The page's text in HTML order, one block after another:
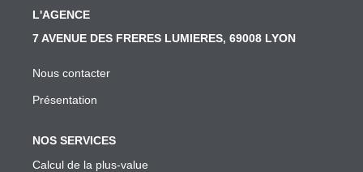
Notre Conseil Pour Changer De Syndic
Notre Extranet Pour Le Conseil Syndical Et Les
FAIRE GÉRER
L'AGENCE
7 AVENUE DES FRERES LUMIERES, 69008 LYON
Nous contacter
Présentation
NOS SERVICES
Calcul de la plus-value